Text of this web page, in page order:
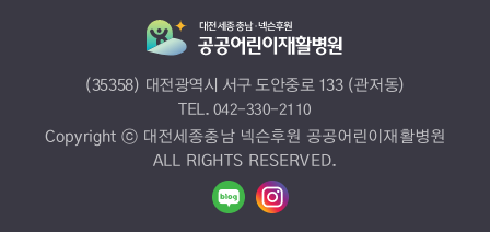
(35358) 대전광역시 서구 도안중로 133 (관저동)
TEL. 042-330-2110
Copyright ⓒ 대전세종충남 넥슨후원 공공어린이재활병원
ALL RIGHTS RESERVED.